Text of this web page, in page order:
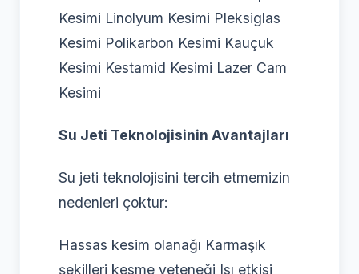
Kesimi Linolyum Kesimi Pleksiglas
Kesimi Polikarbon Kesimi Kauçuk
Kesimi Kestamid Kesimi Lazer Cam
Kesimi
Su Jeti Teknolojisinin Avantajları
Su jeti teknolojisini tercih etmemizin
nedenleri çoktur:
Hassas kesim olanağı Karmaşık
şekilleri kesme yeteneği Isı etkisi